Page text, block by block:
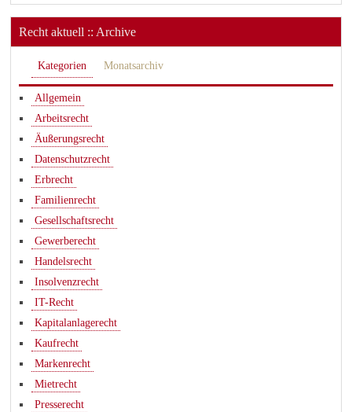
Recht aktuell :: Archive
Kategorien Monatsarchiv
Allgemein
Arbeitsrecht
Äußerungsrecht
Datenschutzrecht
Erbrecht
Familienrecht
Gesellschaftsrecht
Gewerberecht
Handelsrecht
Insolvenzrecht
IT-Recht
Kapitalanlagerecht
Kaufrecht
Markenrecht
Mietrecht
Presserecht